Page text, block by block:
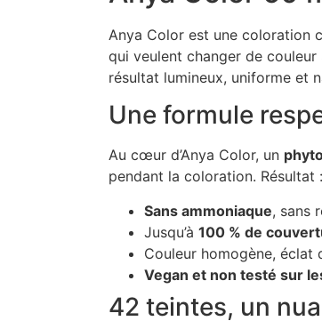
Anya Color est une coloration
qui veulent changer de
résultat lumineux, uniforme et
Une formule
Au cœur d’Anya Color, un
pendant la coloration.
Sans ammoniaque, sans
Jusqu’à 100 % de
Couleur homogène, éclat
Vegan et non testé sur
42 teintes, un